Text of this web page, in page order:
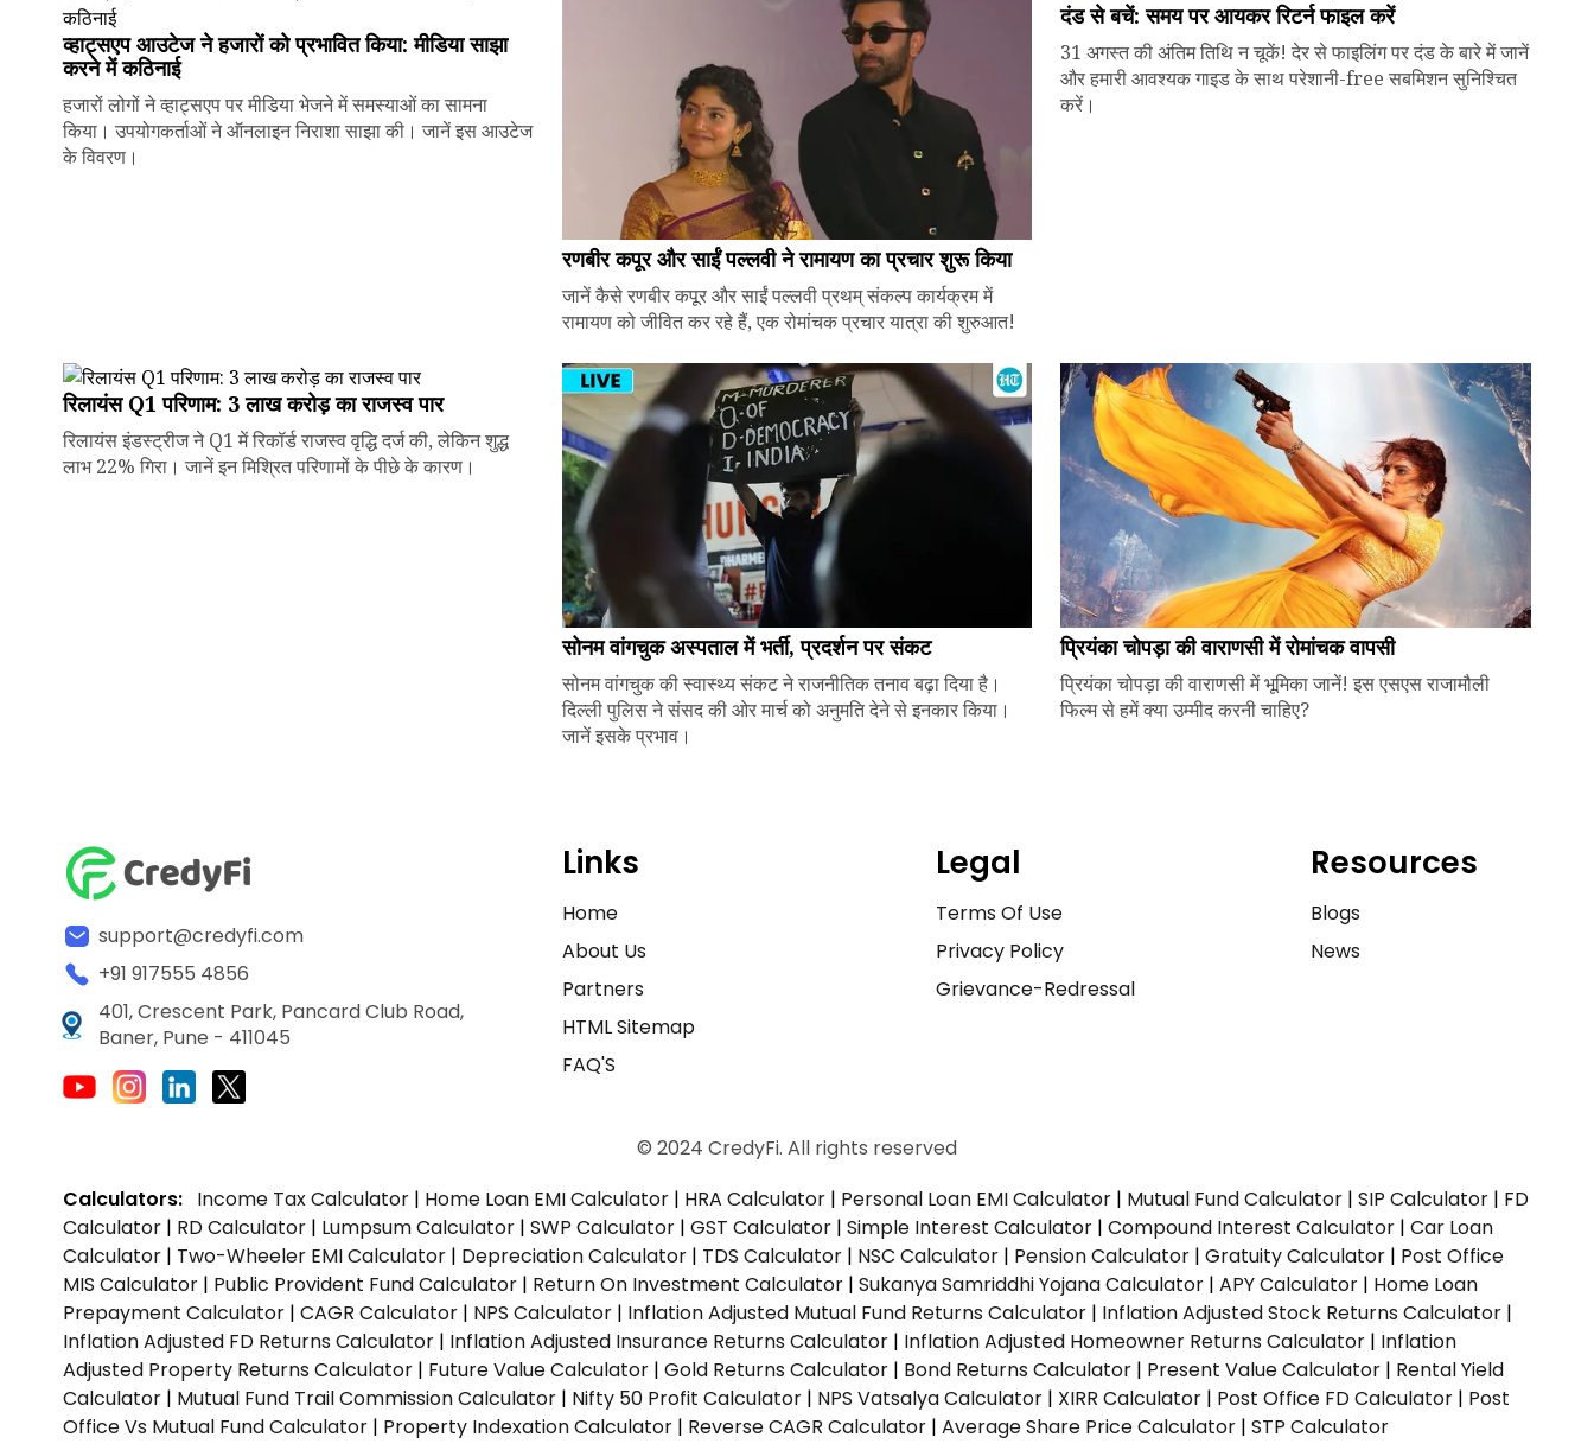
व्हाट्सएप आउटेज ने हजारों को प्रभावित किया: मीडिया साझा
करने में कठिनाई
हजारों लोगों ने व्हाट्सएप पर मीडिया भेजने में समस्याओं का सामना
किया। उपयोगकर्ताओं ने ऑनलाइन निराशा साझा की। जानें इस आउटेज
के विवरण।
रणबीर कपूर और साईं पल्लवी ने रामायण का प्रचार शुरू किया
जानें कैसे रणबीर कपूर और साईं पल्लवी प्रथम् संकल्प कार्यक्रम में
रामायण को जीवित कर रहे हैं, एक रोमांचक प्रचार यात्रा की शुरुआत!
दंड से बचें: समय पर आयकर रिटर्न फाइल करें
31 अगस्त की अंतिम तिथि न चूकें! देर से फाइलिंग पर दंड के बारे में जानें
और हमारी आवश्यक गाइड के साथ परेशानी-free सबमिशन सुनिश्चित
करें।
रिलायंस Q1 परिणाम: ₹3 लाख करोड़ का राजस्व पार
रिलायंस इंडस्ट्रीज ने Q1 में रिकॉर्ड राजस्व वृद्धि दर्ज की, लेकिन शुद्ध
लाभ 22% गिरा। जानें इन मिश्रित परिणामों के पीछे के कारण।
सोनम वांगचुक अस्पताल में भर्ती, प्रदर्शन पर संकट
सोनम वांगचुक की स्वास्थ्य संकट ने राजनीतिक तनाव बढ़ा दिया है।
दिल्ली पुलिस ने संसद की ओर मार्च को अनुमति देने से इनकार किया।
जानें इसके प्रभाव।
प्रियंका चोपड़ा की वाराणसी में रोमांचक वापसी
प्रियंका चोपड़ा की वाराणसी में भूमिका जानें! इस एसएस राजामौली
फिल्म से हमें क्या उम्मीद करनी चाहिए?
support@credyfi.com
+91 917555 4856
401, Crescent Park, Pancard Club Road,
Baner, Pune - 411045
Links
Home
About Us
Partners
HTML Sitemap
FAQ'S
Legal
Terms Of Use
Privacy Policy
Grievance-Redressal
Resources
Blogs
News
© 2024 CredyFi. All rights reserved
Calculators: Income Tax Calculator | Home Loan EMI Calculator | HRA Calculator | Personal Loan EMI Calculator | Mutual Fund Calculator | SIP Calculator | FD
Calculator | RD Calculator | Lumpsum Calculator | SWP Calculator | GST Calculator | Simple Interest Calculator | Compound Interest Calculator | Car Loan
Calculator | Two-Wheeler EMI Calculator | Depreciation Calculator | TDS Calculator | NSC Calculator | Pension Calculator | Gratuity Calculator | Post Office
MIS Calculator | Public Provident Fund Calculator | Return On Investment Calculator | Sukanya Samriddhi Yojana Calculator | APY Calculator | Home Loan
Prepayment Calculator | CAGR Calculator | NPS Calculator | Inflation Adjusted Mutual Fund Returns Calculator | Inflation Adjusted Stock Returns Calculator |
Inflation Adjusted FD Returns Calculator | Inflation Adjusted Insurance Returns Calculator | Inflation Adjusted Homeowner Returns Calculator | Inflation
Adjusted Property Returns Calculator | Future Value Calculator | Gold Returns Calculator | Bond Returns Calculator | Present Value Calculator | Rental Yield
Calculator | Mutual Fund Trail Commission Calculator | Nifty 50 Profit Calculator | NPS Vatsalya Calculator | XIRR Calculator | Post Office FD Calculator | Post
Office Vs Mutual Fund Calculator | Property Indexation Calculator | Reverse CAGR Calculator | Average Share Price Calculator | STP Calculator